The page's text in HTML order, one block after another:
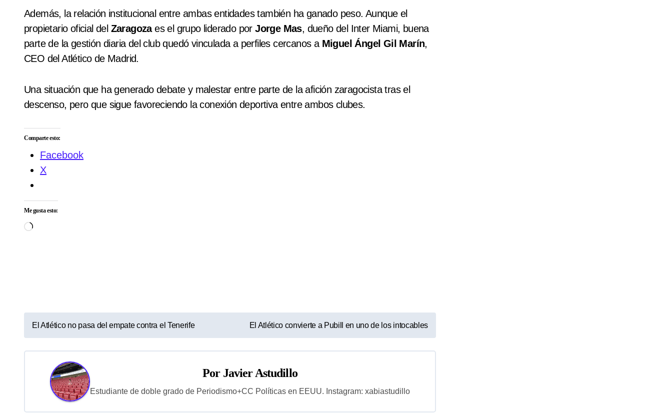
Además, la relación institucional entre ambas entidades también ha ganado peso. Aunque el
propietario oficial del Zaragozaes el grupo liderado porJorge Mas, dueño del Inter Miami, buena
parte de la gestión diaria del club quedó vinculada a perfiles cercanos a Miguel Ángel Gil Marín,
CEO del Atlético de Madrid.
Una situación que ha generado debate y malestar entre parte de la afición zaragocista tras el
descenso, pero que sigue favoreciendo la conexión deportiva entre ambos clubes.
Comparte esto:
Facebook
X
Me gusta esto:
Cargando...
N
a
El Atlético no pasa del empate contra el Tenerife El Atlético convierte a Pubill en uno de los intocables
Por Javier Astudillo
Estudiante de doble grado de Periodismo+CC Políticas en EEUU. Instagram: xabiastudillo